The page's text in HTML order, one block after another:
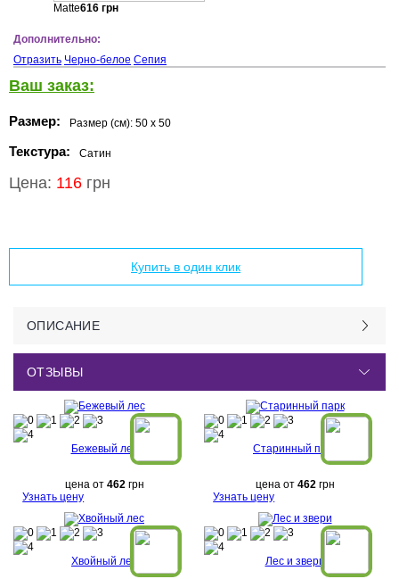
Matte616грн
Дополнительно:
Отразить Черно-белое Сепия
Ваш заказ:
Размер: Размер (см): 50 x 50
Текстура: Сатин
Цена: 116 грн
Купить в один клик
ОПИСАНИЕ
ОТЗЫВЫ
Бежевый лес
цена от 462грн
Узнать цену
Старинный парк
цена от 462грн
Узнать цену
Хвойный лес Лес и звери